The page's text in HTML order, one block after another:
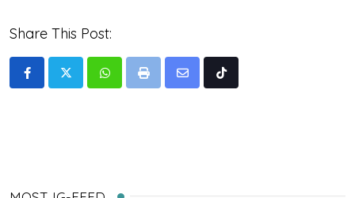
Share This Post:
WhatsappPrint
Share
Tiktok